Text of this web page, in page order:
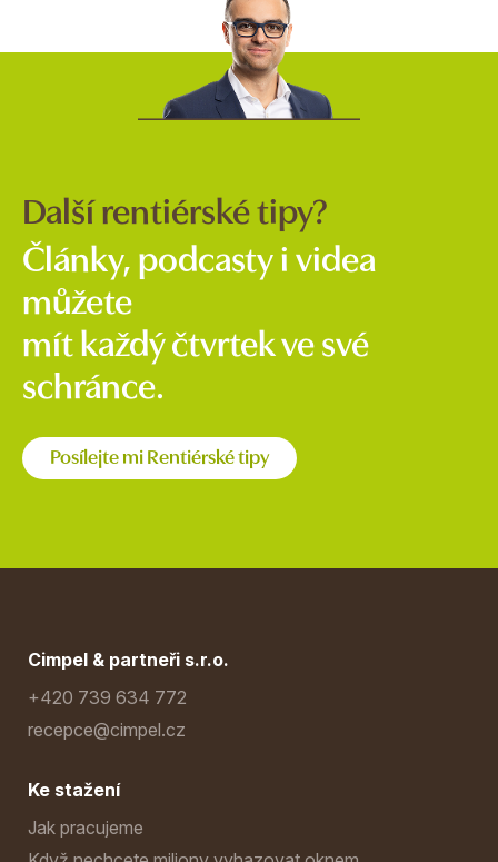
Další rentiérské tipy?
Články, podcasty i videa
můžete
mít každý čtvrtek ve své
schránce.
Posílejte mi Rentiérské tipy
Cimpel & partneři s.r.o.
+420 739 634 772
recepce@cimpel.cz
Ke stažení
Jak pracujeme